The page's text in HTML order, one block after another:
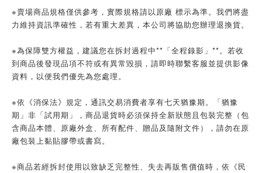
※賣場商品規格僅供參考，實際規格請以原廠 標示為準。我們將盡
力維持資訊準確性，若有重大差異，本公司將協助您辦理退換貨。
※為保障雙方權益，建議您在拆封過程中**「全程錄影」**。若收
到商品後發現品項不符或有異常毀損，請即時聯繫客服並提供影像
資料，以便我們優先為您處理。
※依《消保法》規定，通訊交易消費者享有七天猶豫期。「猶豫
期」非「試用期」，商品退貨時必須保持全新狀態且包裝完整（包
含商品本體、原廠外盒、所有配件、贈品及隨附文件），請勿在原
廠包裝上黏貼膠帶或書寫。
※商品若經拆封使用以致缺乏完整性、失去再販售價值時，依《民